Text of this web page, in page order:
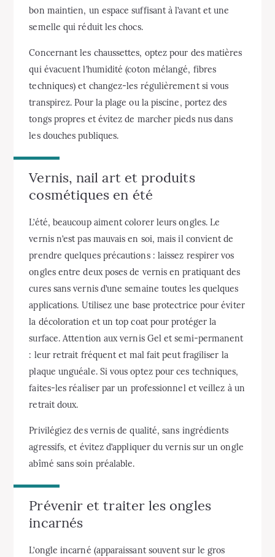
bon maintien, un espace suffisant à l’avant et une
semelle qui réduit les chocs.
Concernant les chaussettes, optez pour des matières
qui évacuent l’humidité (coton mélangé, fibres
techniques) et changez-les régulièrement si vous
transpirez. Pour la plage ou la piscine, portez des
tongs propres et évitez de marcher pieds nus dans
les douches publiques.
Vernis, nail art et produits
cosmétiques en été
L’été, beaucoup aiment colorer leurs ongles. Le
vernis n’est pas mauvais en soi, mais il convient de
prendre quelques précautions : laissez respirer vos
ongles entre deux poses de vernis en pratiquant des
cures sans vernis d’une semaine toutes les quelques
applications. Utilisez une base protectrice pour éviter
la décoloration et un top coat pour protéger la
surface. Attention aux vernis Gel et semi-permanent
: leur retrait fréquent et mal fait peut fragiliser la
plaque unguéale. Si vous optez pour ces techniques,
faites-les réaliser par un professionnel et veillez à un
retrait doux.
Privilégiez des vernis de qualité, sans ingrédients
agressifs, et évitez d’appliquer du vernis sur un ongle
abîmé sans soin préalable.
Prévenir et traiter les ongles
incarnés
L’ongle incarné (apparaissant souvent sur le gros